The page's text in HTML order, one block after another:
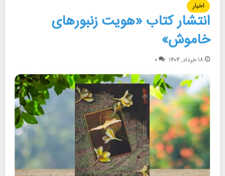
اخبار
انتشار کتاب «هویت زنبورهای
خاموش»
۱۸ خرداد, ۱۴۰۴ ۰